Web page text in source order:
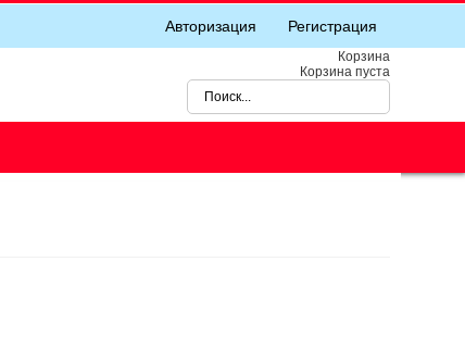
Авторизация Регистрация
Корзина
Корзина пуста